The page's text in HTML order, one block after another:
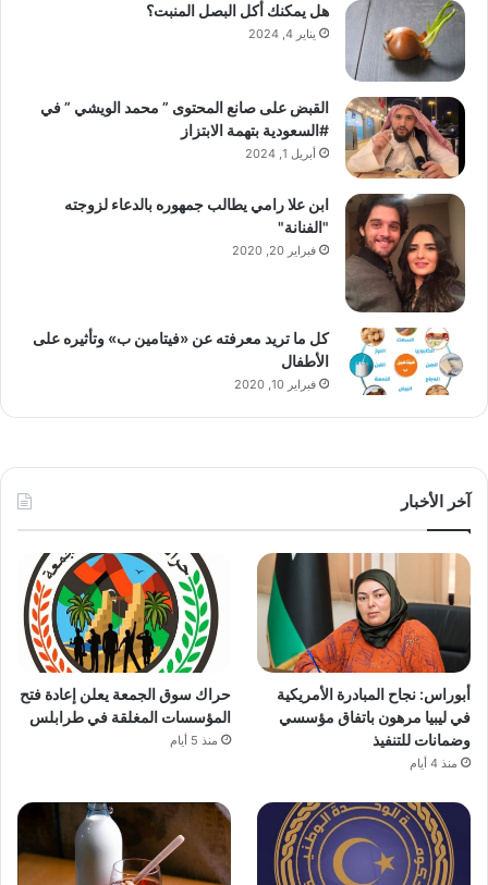
هل يمكنك أكل البصل المنبت؟
يناير 4, 2024
القبض على صانع المحتوى ” محمد الويشي ” في
#السعودية بتهمة الابتزاز
أبريل 1, 2024
ابن علا رامي يطالب جمهوره بالدعاء لزوجته
"الفنانة"
فبراير 20, 2020
كل ما تريد معرفته عن «فيتامين ب» وتأثيره على
الأطفال
فبراير 10, 2020
آخر الأخبار
أبوراس: نجاح المبادرة الأمريكية
في ليبيا مرهون باتفاق مؤسسي
وضمانات للتنفيذ
منذ 4 أيام
حراك سوق الجمعة يعلن إعادة فتح
المؤسسات المغلقة في طرابلس
منذ 5 أيام